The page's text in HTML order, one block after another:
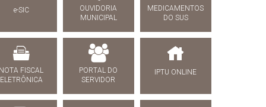
e-SIC
OUVIDORIA
MUNICIPAL
MEDICAMENTOS
DO SUS
FISCAL
ELETRÔNICA
PORTAL DO
SERVIDOR
IPTU ONLINE